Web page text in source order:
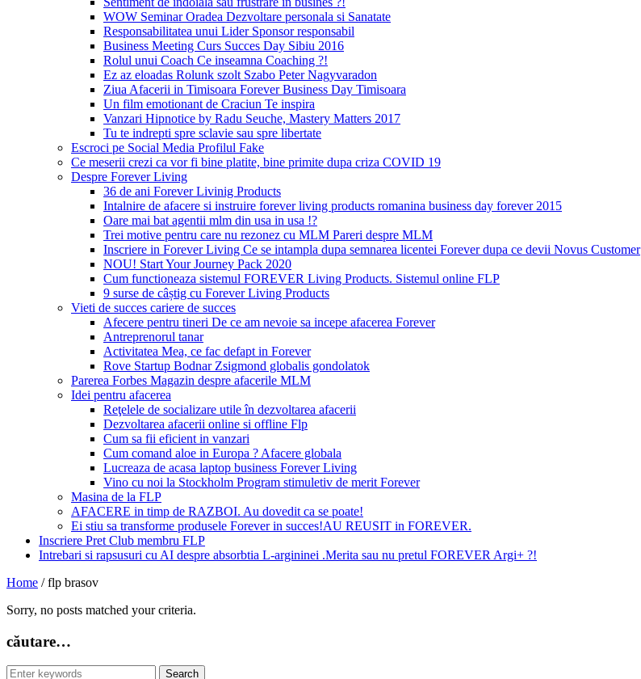
WOW Seminar Oradea Dezvoltare personala si Sanatate
Responsabilitatea unui Lider Sponsor responsabil
Business Meeting Curs Succes Day Sibiu 2016
Rolul unui Coach Ce inseamna Coaching ?!
Ez az eloadas Rolunk szolt Szabo Peter Nagyvaradon
Ziua Afacerii in Timisoara Forever Business Day Timisoara
Un film emotionant de Craciun Te inspira
Vanzari Hipnotice by Radu Seuche, Mastery Matters 2017
Tu te indrepti spre sclavie sau spre libertate
Escroci pe Social Media Profilul Fake
Ce meserii crezi ca vor fi bine platite, bine primite dupa criza COVID 19
Despre Forever Living
36 de ani Forever Livinig Products
Intalnire de afacere si instruire forever living products romanina business day forever 2015
Oare mai bat agentii mlm din usa in usa !?
Trei motive pentru care nu rezonez cu MLM Pareri despre MLM
Inscriere in Forever Living Ce se intampla dupa semnarea licentei Forever dupa ce devii Novus Customer
NOU! Start Your Journey Pack 2020
Cum functioneaza sistemul FOREVER Living Products. Sistemul online FLP
9 surse de câștig cu Forever Living Products
Vieti de succes cariere de succes
Afecere pentru tineri De ce am nevoie sa incepe afacerea Forever
Antreprenorul tanar
Activitatea Mea, ce fac defapt in Forever
Rove Startup Bodnar Zsigmond globalis gondolatok
Parerea Forbes Magazin despre afacerile MLM
Idei pentru afacerea
Reţelele de socializare utile în dezvoltarea afacerii
Dezvoltarea afacerii online si offline Flp
Cum sa fii eficient in vanzari
Cum comand aloe in Europa ? Afacere globala
Lucreaza de acasa laptop business Forever Living
Vino cu noi la Stockholm Program stimuletiv de merit Forever
Masina de la FLP
AFACERE in timp de RAZBOI. Au dovedit ca se poate!
Ei stiu sa transforme produsele Forever in succes!AU REUSIT in FOREVER.
Inscriere Pret Club membru FLP
Intrebari si rapsusuri cu AI despre absorbtia L-argininei .Merita sau nu pretul FOREVER Argi+ ?!
Home / flp brasov
Sorry, no posts matched your criteria.
căutare…
Search